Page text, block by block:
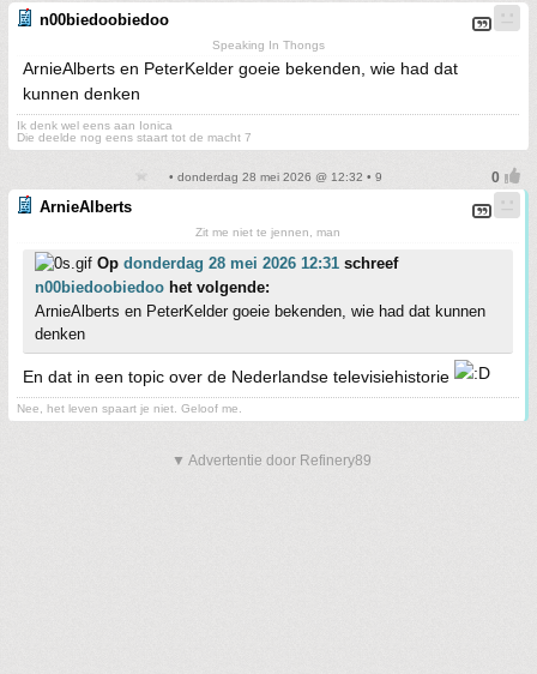
n00biedoobiedoo
Speaking In Thongs
ArnieAlberts en PeterKelder goeie bekenden, wie had dat
kunnen denken
Ik denk wel eens aan Ionica
Die deelde nog eens staart tot de macht 7
• donderdag 28 mei 2026 @ 12:32 • 9
ArnieAlberts
Zit me niet te jennen, man
Op donderdag 28 mei 2026 12:31 schreef
n00biedoobiedoo het volgende:
ArnieAlberts en PeterKelder goeie bekenden, wie had dat kunnen
denken
En dat in een topic over de Nederlandse televisiehistorie
Nee, het leven spaart je niet. Geloof me.
▼ Advertentie door Refinery89